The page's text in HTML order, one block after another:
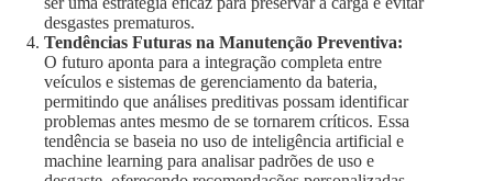
desgastes prematuros.
Tendências Futuras na Manutenção Preventiva:
O futuro aponta para a integração completa entre
veículos e sistemas de gerenciamento da bateria,
permitindo que análises preditivas possam identificar
problemas antes mesmo de se tornarem críticos. Essa
tendência se baseia no uso de inteligência artificial e
machine learning para analisar padrões de uso e